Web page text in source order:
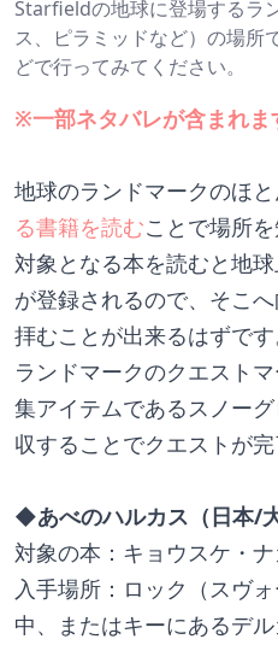
Starfieldの地球に登場するラ
ス、ピラミッドなど）の場所
どで行ってみてください。
※一部ネタバレが含まれま
地球のランドマークのほ
る書籍を読むことで場所
対象となる本を読むと地
が登録されるので、そこ
拝むことが出来るはずです
ランドマークのクエスト
集アイテムであるスノー
収することでクエストが完
◆あべのハルカス（日本/大
対象の本：キョウスケ・
入手場所：ロック（スヴ
中、またはキーにあるデ